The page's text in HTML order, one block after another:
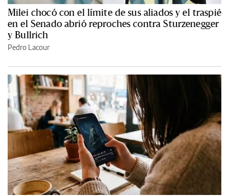
Milei chocó con el límite de sus aliados y el traspié
en el Senado abrió reproches contra Sturzenegger
y Bullrich
Pedro Lacour